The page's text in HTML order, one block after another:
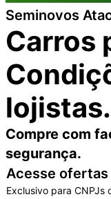
Seminovos
Carros
lojistas.
Compre com
segurança.
Acesse
Exclusivo para CNPJs